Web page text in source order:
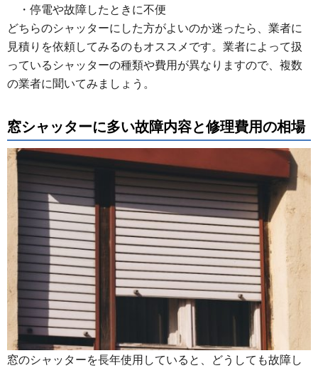
・停電や故障したときに不便
どちらのシャッターにした方がよいのか迷ったら、業者に
見積りを依頼してみるのもオススメです。業者によって扱
っているシャッターの種類や費用が異なりますので、複数
の業者に聞いてみましょう。
窓シャッターに多い故障内容と修理費用の相場
窓のシャッターを長年使用していると、どうしても故障し